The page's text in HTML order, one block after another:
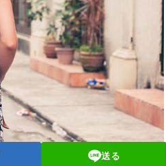
送る